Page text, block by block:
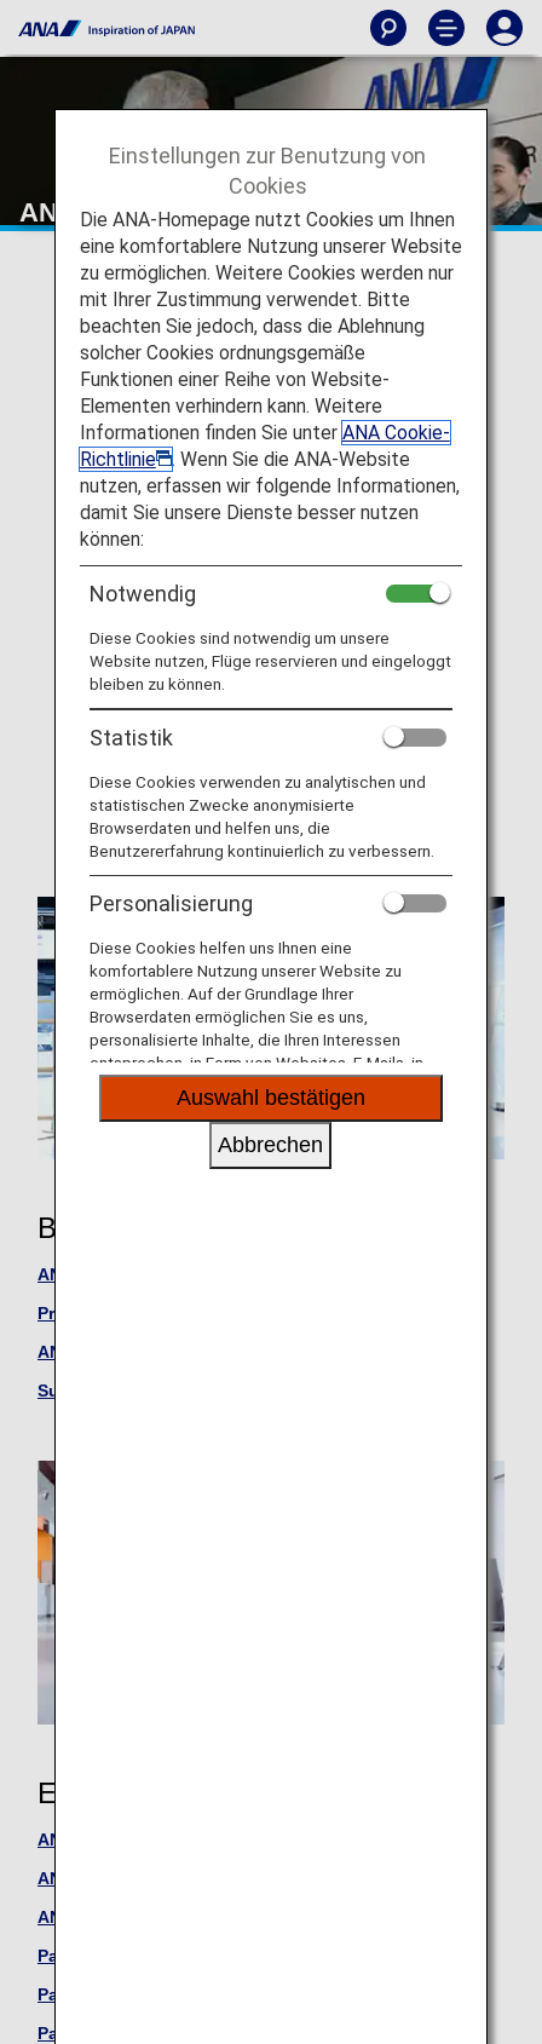
ANA Mileage Club
About ANA Mileage Club (AMC)
Join ANA Mileage Club
AMC Family Account Service
Offers and Announcements
AMC Terms and Conditions
Mileage Expiration Dates
When Miles Can And Cannot Be Earned
Benefits
ANA Mileage Club Members
Premium Member Services
ANA Million Miler Program
Super Flyers Members
Earning Miles
ANA Japan Domestic Flights
ANA International Flights
ANA In-Flight Duty-Free Shopping
Partner Airlines
Partner Hotels
Partner shops
Einstellungen zur Benutzung von
Cookies
Die ANA-Homepage nutzt Cookies um Ihnen
eine komfortablere Nutzung unserer Website
zu ermöglichen. Weitere Cookies werden nur
mit Ihrer Zustimmung verwendet. Bitte
beachten Sie jedoch, dass die Ablehnung
solcher Cookies ordnungsgemäße
Funktionen einer Reihe von Website-
Elementen verhindern kann. Weitere
Informationen finden Sie unter ANA Cookie-
Richtlinie
. Wenn Sie die ANA-Website
nutzen, erfassen wir folgende Informationen,
damit Sie unsere Dienste besser nutzen
können:
Notwendig
Diese Cookies sind notwendig um unsere
Website nutzen, Flüge reservieren und eingeloggt
bleiben zu können.
Statistik
Diese Cookies verwenden zu analytischen und
statistischen Zwecke anonymisierte
Browserdaten und helfen uns, die
Benutzererfahrung kontinuierlich zu verbessern.
Personalisierung
Diese Cookies helfen uns Ihnen eine
komfortablere Nutzung unserer Website zu
ermöglichen. Auf der Grundlage Ihrer
Browserdaten ermöglichen Sie es uns,
personalisierte Inhalte, die Ihren Interessen
entsprechen, in Form von Websites, E-Mails, in
sozialen Medien und Werbung anzubieten.
Auswahl bestätigen
Abbrechen